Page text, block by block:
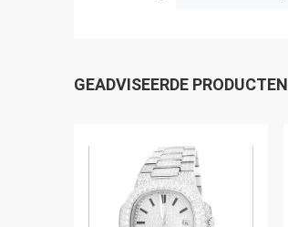
GEADVISEERDE PRODUCTEN